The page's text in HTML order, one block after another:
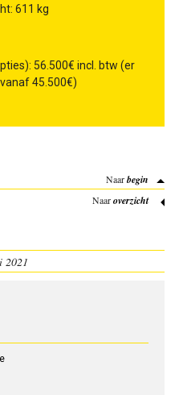
611 kg
56.500€ incl. btw (er
45.500€)
Naarbegin
Naaroverzicht
2021